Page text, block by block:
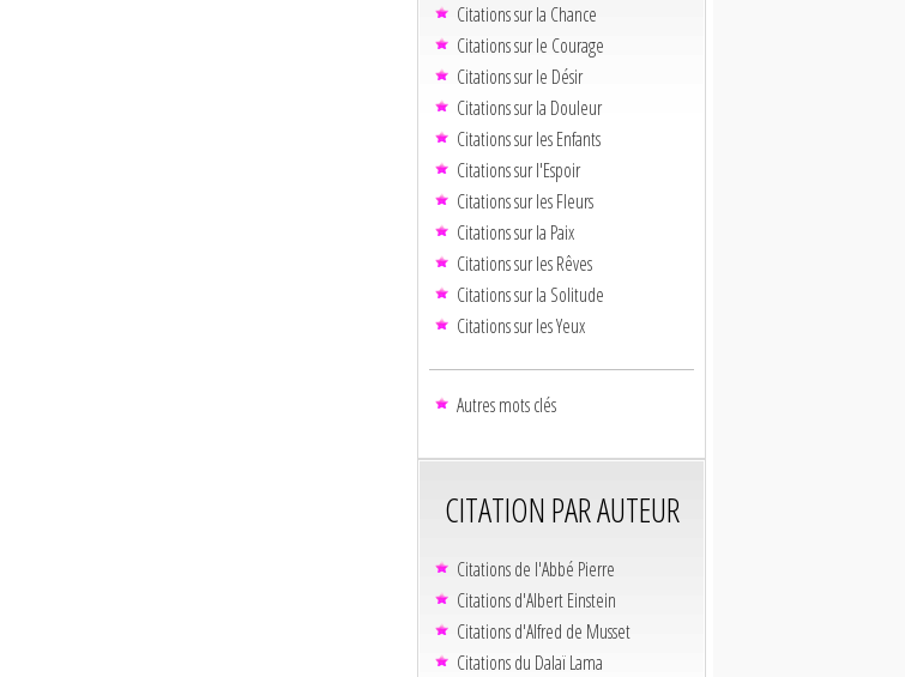
Citations sur la Chance
Citations sur le Courage
Citations sur le Désir
Citations sur la Douleur
Citations sur les Enfants
Citations sur l'Espoir
Citations sur les Fleurs
Citations sur la Paix
Citations sur les Rêves
Citations sur la Solitude
Citations sur les Yeux
Autres mots clés
CITATION PAR AUTEUR
Citations de l'Abbé Pierre
Citations d'Albert Einstein
Citations d'Alfred de Musset
Citations du Dalaï Lama